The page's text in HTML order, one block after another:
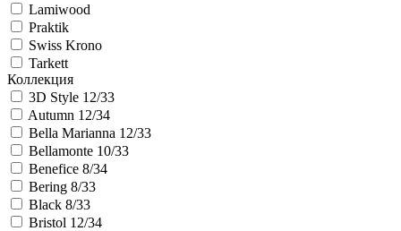
Lamiwood
Praktik
Swiss Krono
Tarkett
Коллекция
3D Style 12/33
Autumn 12/34
Bella Marianna 12/33
Bellamonte 10/33
Benefice 8/34
Bering 8/33
Black 8/33
Bristol 12/34